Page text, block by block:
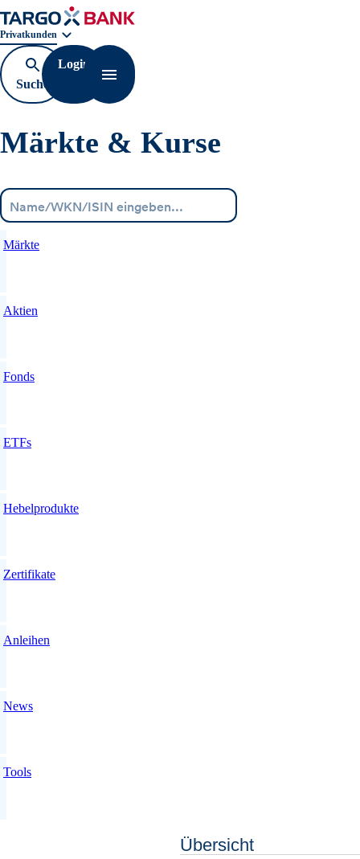
Geschäftsbereichnavigation. Aktuelle Auswahl:
Privatkunden
Suche
öffnen
Login
Navigation öffnen
Märkte & Kurse
Märkte
Aktien
Fonds
ETFs
Hebelprodukte
Zertifikate
Anleihen
News
Tools
Übersicht